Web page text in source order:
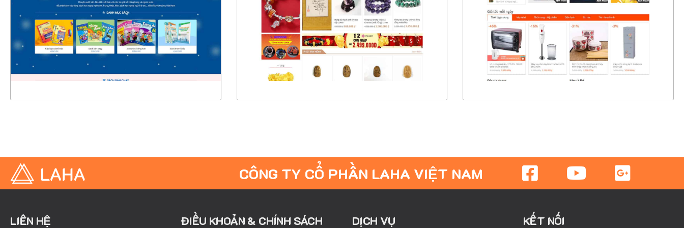
CHI TIẾT
XEM THỰC TẾ
CHI TIẾT
XEM THỰC TẾ
CHI TIẾT
XEM THỰC TẾ
CÔNG TY CỔ PHẦN LAHA VIỆT NAM
LIÊN HỆ ĐIỀU KHOẢN & CHÍNH SÁCH DỊCH VỤ KẾT NỐI